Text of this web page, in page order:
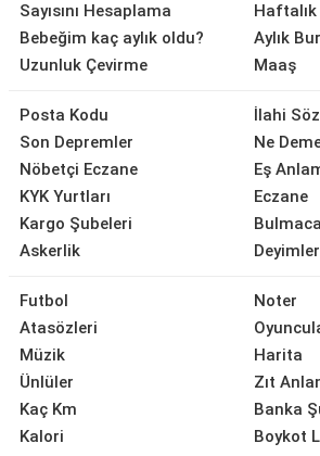
Sayısını Hesaplama
Bebeğim kaç aylık oldu?
Uzunluk Çevirme
Aylık
Maaş
Posta Kodu
Son Depremler
Nöbetçi Eczane
KYK Yurtları
Kargo Şubeleri
Askerlik
İlahi
Ne
Eş
Eczane
Bulmaca
Futbol
Atasözleri
Müzik
Ünlüler
Kaç Km
Kalori
Noter
Harita
Zıt
Banka
Boykot